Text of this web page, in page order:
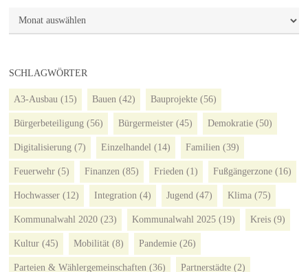
Archiv
SCHLAGWÖRTER
A3-Ausbau (15) Bauen (42) Bauprojekte (56)
Bürgerbeteiligung (56) Bürgermeister (45) Demokratie (50)
Digitalisierung (7) Einzelhandel (14) Familien (39)
Feuerwehr (5) Finanzen (85) Frieden (1) Fußgängerzone (16)
Hochwasser (12) Integration (4) Jugend (47) Klima (75)
Kommunalwahl 2020 (23) Kommunalwahl 2025 (19) Kreis (9)
Kultur (45) Mobilität (8) Pandemie (26)
Parteien & Wählergemeinschaften (36) Partnerstädte (2)